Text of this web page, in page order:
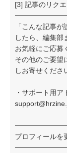
[3] 記事のリク
「こんな記事
したら、編集部
お気軽にご応募
その他のご要望
しお寄せくださ
・サポート用ア
プロフィールを